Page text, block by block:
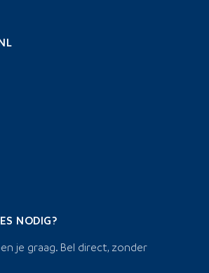
NODIG?
je graag. Bel direct, zonder